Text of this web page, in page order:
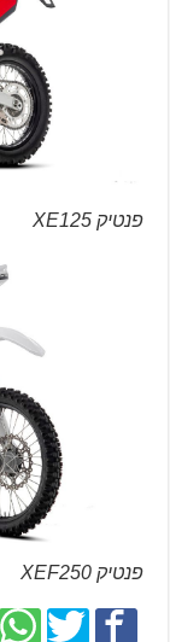
פנטיק XE125
פנטיק XEF250